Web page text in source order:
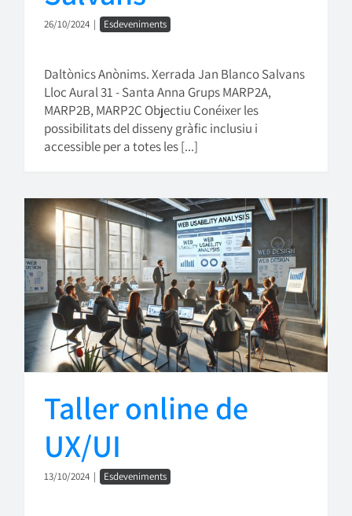
26/10/2024 | Esdeveniments
Daltònics Anònims. Xerrada Jan Blanco Salvans
Lloc Aural 31 - Santa Anna Grups MARP2A,
MARP2B, MARP2C Objectiu Conéixer les
possibilitats del disseny gràfic inclusiu i
accessible per a totes les [...]
Taller online de
UX/UI
13/10/2024 | Esdeveniments